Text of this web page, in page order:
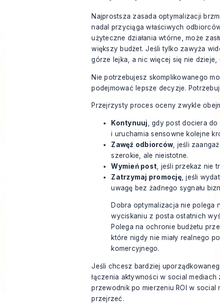
Najprostsza zasada optymalizacji
nadal przyciąga właściwych
użyteczne działania wtórne, może
większy budżet. Jeśli tylko zawyża
górze lejka, a nic więcej się nie dzieje,
Nie potrzebujesz skomplikowanego
podejmować lepsze decyzje.
Przejrzysty proces oceny zwykle
Kontynuuj
, gdy post dociera
i uruchamia sensowne kolejne
Zawęź odbiorców, jeśli
szerokie, ale nieistotne.
Wymień post , jeśli przekaz nie
Zatrzymaj promocję, jeśli
uwagę bez żadnego sygnału
Dobra optymalizacja nie polega
wyciskaniu z posta ostatnich
Polega na ochronie budżetu
które nigdy nie miały realnego
komercyjnego.
Jeśli chcesz bardziej
łączenia aktywności w social mediach
przewodnik po mierzeniu ROI w social
przejrzeć.